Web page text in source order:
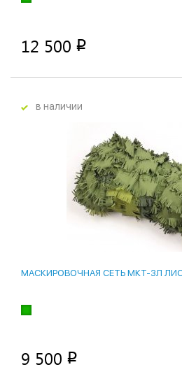
12 500 p
в наличии
МАСКИРОВОЧНАЯ СЕТЬ МКТ-3Л
9 500 p